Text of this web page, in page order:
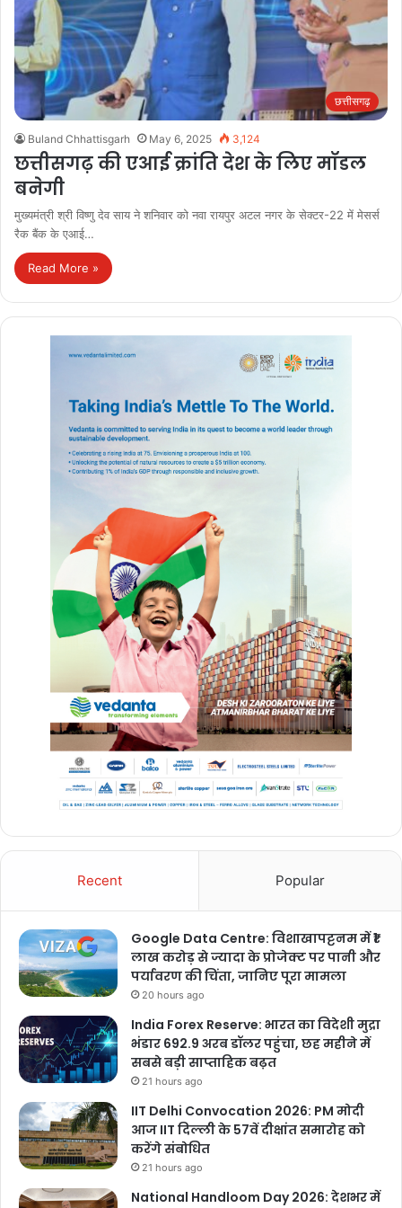
छत्तीसगढ़
Buland Chhattisgarh May 6, 2025 3,124
छत्तीसगढ़ की एआई क्रांति देश के लिए मॉडल
बनेगी
मुख्यमंत्री श्री विष्णु देव साय ने शनिवार को नवा रायपुर अटल नगर के सेक्टर-22 में मेसर्स
रैक बैंक के एआई…
Read More »
Recent Popular
Google Data Centre: विशाखापट्टनम में ₹1
लाख करोड़ से ज्यादा के प्रोजेक्ट पर पानी और
पर्यावरण की चिंता, जानिए पूरा मामला
20 hours ago
India Forex Reserve: भारत का विदेशी मुद्रा
भंडार 692.9 अरब डॉलर पहुंचा, छह महीने में
सबसे बड़ी साप्ताहिक बढ़त
21 hours ago
IIT Delhi Convocation 2026: PM मोदी
आज IIT दिल्ली के 57वें दीक्षांत समारोह को
करेंगे संबोधित
21 hours ago
National Handloom Day 2026: देशभर में